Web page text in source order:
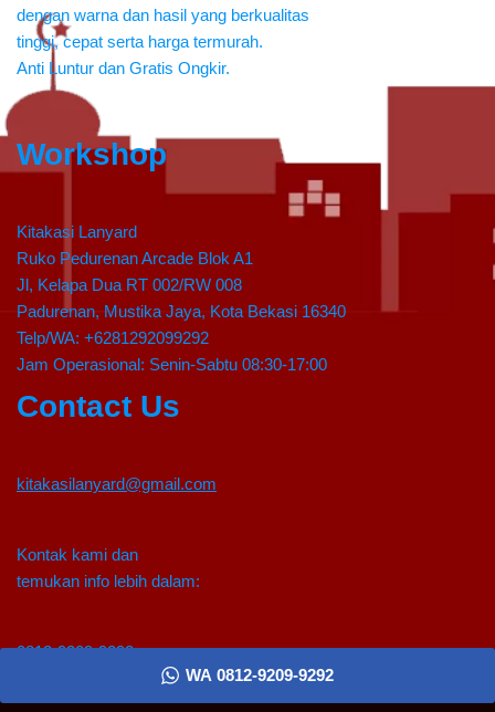
dengan warna dan hasil yang berkualitas
tinggi, cepat serta harga termurah.
Anti Luntur dan Gratis Ongkir.
Workshop
Kitakasi Lanyard
Ruko Pedurenan Arcade Blok A1
Jl, Kelapa Dua RT 002/RW 008
Padurenan, Mustika Jaya, Kota Bekasi 16340
Telp/WA: +6281292099292
Jam Operasional: Senin-Sabtu 08:30-17:00
Contact Us
kitakasilanyard@gmail.com
Kontak kami dan
temukan info lebih dalam:
0812-9209-9292
WA 0812-9209-9292